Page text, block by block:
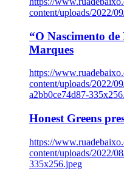
content/uploads/2022/
“O Nascimento
Marques
https://
content/uploads/2022/
a2bb0ce74d87-
Honest Greens
https://
content/uploads/2022/
335x256.jpeg